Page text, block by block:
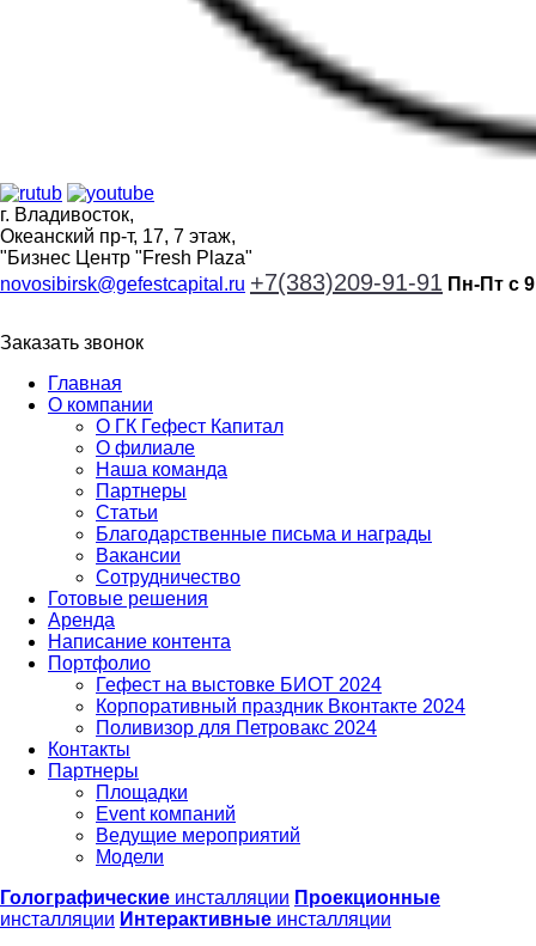
г. Владивосток,
Океанский пр-т, 17, 7 этаж,
"Бизнес Центр "Fresh Plaza"
novosibirsk@gefestcapital.ru +7(383)209-91-91 Пн-Пт с
Заказать звонок
Главная
О компании
О ГК Гефест Капитал
О филиале
Наша команда
Партнеры
Статьи
Благодарственные письма и награды
Вакансии
Сотрудничество
Готовые решения
Аренда
Написание контента
Портфолио
Гефест на выстовке БИОТ 2024
Корпоративный праздник Вконтакте 2024
Поливизор для Петровакс 2024
Контакты
Партнеры
Площадки
Event компаний
Ведущие мероприятий
Модели
Голографические инсталляции Проекционные
инсталляции Интерактивные инсталляции